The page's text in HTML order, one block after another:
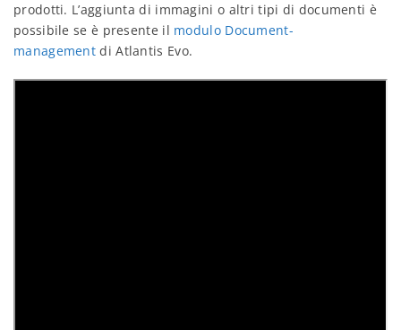
prodotti. L’aggiunta di immagini o altri tipi di documenti è
possibile se è presente il modulo Document-
management di Atlantis Evo.